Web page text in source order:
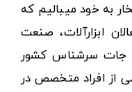
به خود میبالیم که
ابزارآلات، صنعت
جات سرشناس کشور
از افراد متخصص در